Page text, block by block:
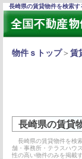
長崎県の賃貸物件を検索す
物件ｓトップ＞ 賃
長崎県の賃貸
長崎県の賃貸物件を検
舗・事務所・テラスハウ
性の高い物件のみを掲載